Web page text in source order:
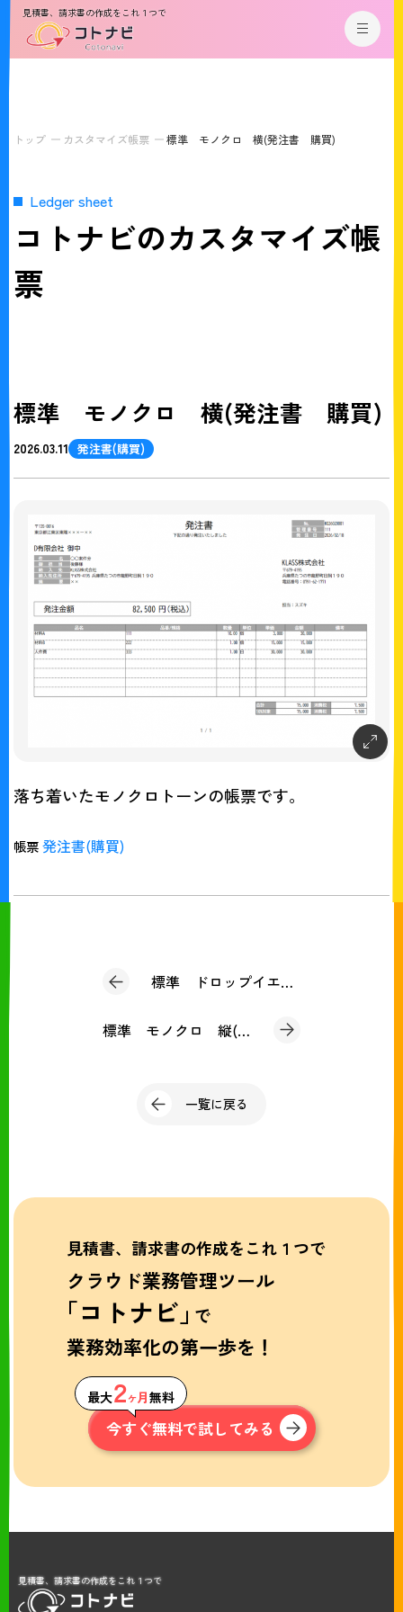
見積書、請求書の作成をこれ１つで
トップ カスタマイズ帳票 標準 モノクロ 横(発注書 購買)
Ledger sheet
コトナビのカスタマイズ帳
票
標準 モノクロ 横(発注書 購買)
2026.03.11 発注書(購買)
落ち着いたモノクロトーンの帳票です。
帳票発注書(購買)
標準 ドロップイエロー(発注書 購買)
標準 モノクロ 縦(発注書 購買)
一覧に戻る
見積書、請求書の作成をこれ１つで
クラウド業務管理ツール
「コトナビ」で
業務効率化の第一歩を！
最大２ヶ月無料
今すぐ無料で試してみる
見積書、請求書の作成をこれ１つで